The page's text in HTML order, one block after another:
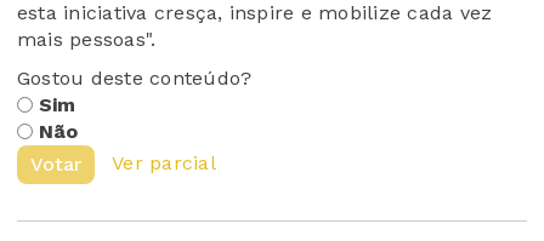
esta iniciativa cresça, inspire e mobilize cada vez
mais pessoas".
Gostou deste conteúdo?
Sim
Não
Votar
Ver parcial